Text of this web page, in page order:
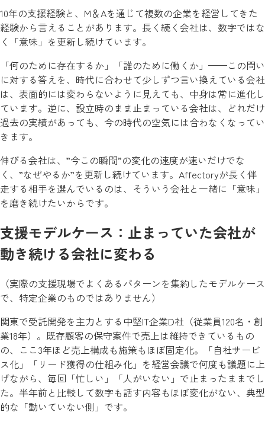
10年の支援経験と、M＆Aを通じて複数の企業を経営してきた
経験から言えることがあります。長く続く会社は、数字ではな
く「意味」を更新し続けています。
「何のために存在するか」「誰のために働くか」——この問い
に対する答えを、時代に合わせて少しずつ言い換えている会社
は、表面的には変わらないように見えても、中身は常に進化し
ています。逆に、設立時のまま止まっている会社は、どれだけ
過去の実績があっても、今の時代の空気には合わなくなってい
きます。
伸びる会社は、”今この瞬間”の変化の速度が速いだけでな
く、”なぜやるか”を更新し続けています。Affectoryが長く伴
走する相手を選んでいるのは、そういう会社と一緒に「意味」
を磨き続けたいからです。
支援モデルケース：止まっていた会社が
動き続ける会社に変わる
（実際の支援現場でよくあるパターンを集約したモデルケース
で、特定企業のものではありません）
関東で受託開発を主力とする中堅IT企業D社（従業員120名・創
業18年）。既存顧客の保守案件で売上は維持できているもの
の、ここ3年ほど売上構成も施策もほぼ固定化。「自社サービ
ス化」「リード獲得の仕組み化」を経営会議で何度も議題に上
げながら、毎回「忙しい」「人がいない」で止まったままでし
た。半年前と比較して数字も話す内容もほぼ変化がない、典型
的な「動いていない側」です。